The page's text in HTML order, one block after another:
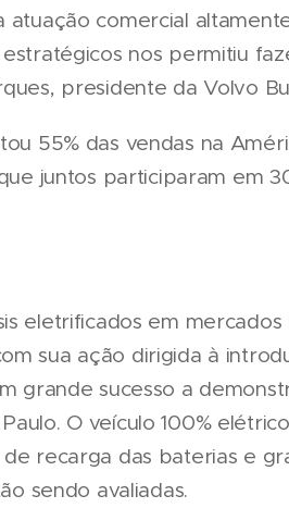
atuação comercial
nos permitiu
presidente da Volvo
55% das vendas na
juntos participaram em
eletrificados em
sua ação dirigida à
grande sucesso a
O veículo 100%
recarga das baterias e
sendo avaliadas.